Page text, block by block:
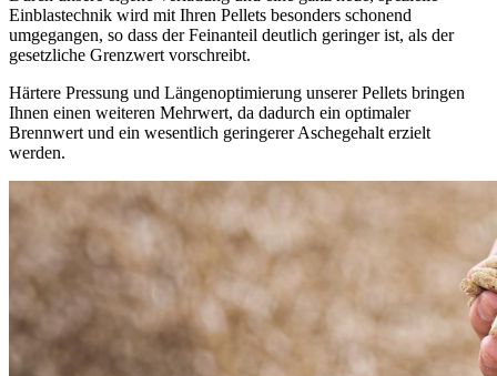
Einblastechnik wird mit Ihren Pellets besonders schonend
umgegangen, so dass der Feinanteil deutlich geringer ist, als der
gesetzliche Grenzwert vorschreibt.
Härtere Pressung und Längenoptimierung unserer Pellets bringen
Ihnen einen weiteren Mehrwert, da dadurch ein optimaler
Brennwert und ein wesentlich geringerer Aschegehalt erzielt
werden.